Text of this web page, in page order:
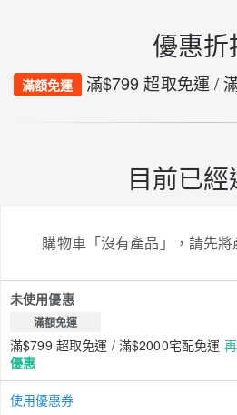
優惠折
滿額免運 滿$799 超取免運 /
目前已
購物車「沒有產品」，請先將
未使用優惠
滿額免運
滿$799 超取免運 / 滿$2000宅配免運
優惠
使用優惠券